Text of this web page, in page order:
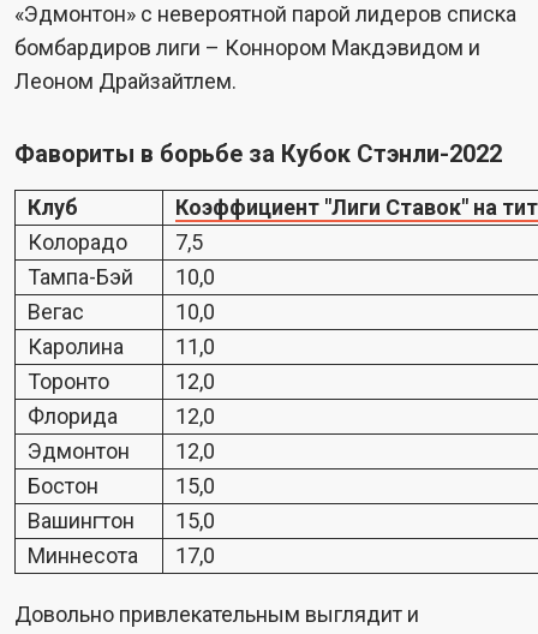
«Эдмонтон» с невероятной парой лидеров списка
бомбардиров лиги – Коннором Макдэвидом и
Леоном Драйзайтлем.
Фавориты в борьбе за Кубок Стэнли-2022
Клуб
Коэффициент "Лиги Ставок" на
Колорадо
7,5
Тампа-Бэй
10,0
Вегас
10,0
Каролина
11,0
Торонто
12,0
Флорида
12,0
Эдмонтон
12,0
Бостон
15,0
Вашингтон
15,0
Миннесота
17,0
Довольно привлекательным выглядит и